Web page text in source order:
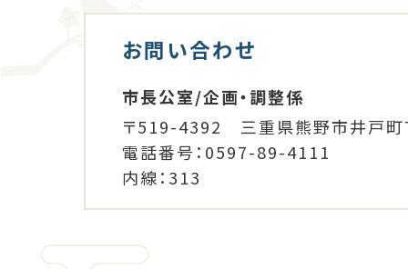
お問い合わせ
市長公室/企画・調整係
〒519-4392 三重県熊野市井戸
電話番号：0597-89-4111
内線：313